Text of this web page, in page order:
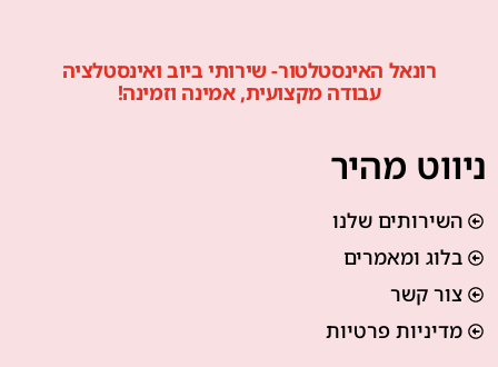
רונאל האינסטלטור- שירותי ביוב ואינסטלציה
עבודה מקצועית, אמינה וזמינה!
ניווט מהיר
השירותים שלנו
בלוג ומאמרים
צור קשר
מדיניות פרטיות